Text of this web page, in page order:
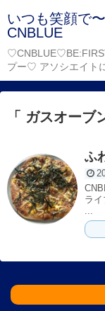
いつも笑顔で
CNBLUE
プー♡ アソシエイト
「 ガスオー
ふ
ラ